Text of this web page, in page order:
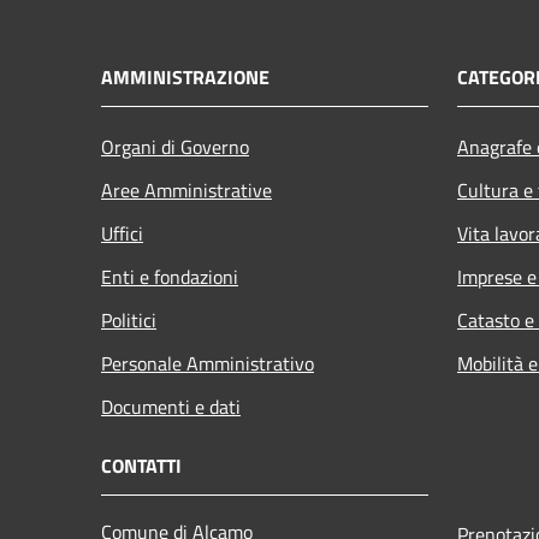
AMMINISTRAZIONE
Organi di Governo
Aree Amministrative
Uffici
Enti e fondazioni
Politici
Personale Amministrativo
Documenti e dati
Cultura
Vita
Imprese
Catasto
Mobilità
CONTATTI
Comune di Alcamo